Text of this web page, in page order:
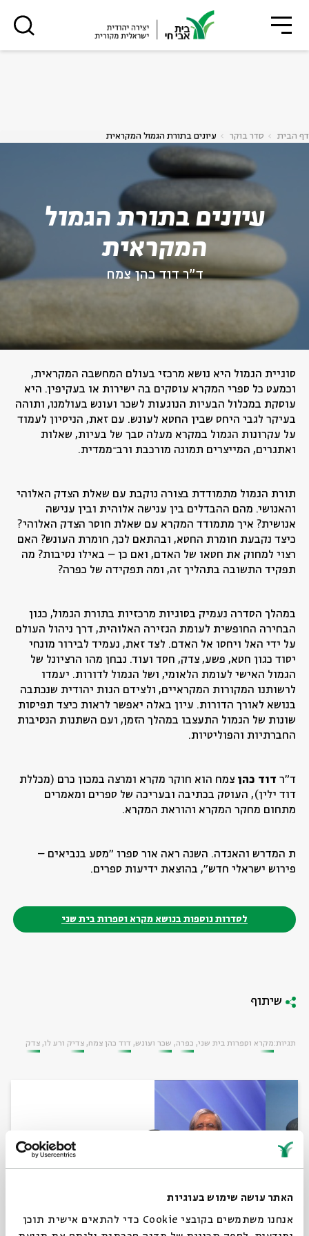
האתר עושה שימוש בעוגיות
אנחנו משתמשים בקובצי Cookie כדי להתאים אישית תוכן
דף הבית
סדר בוקר עיונים בתורת הגמול המקראית
עיונים בתורת הגמול
המקראית
ד"ר דוד כהן צמח
סוגיית הגמול היא נושא מרכזי בעולם המחשבה המקראית,
וכמעט כל ספרי המקרא עוסקים בה ישירות או בעקיפין. היא
עוסקת במכלול הבעיות הנוגעות לשכר ועונש בעולמנו, ותוהה
בעיקר לגבי היחס שבין החטא לעונש. עם זאת, הניסיון לעמוד
על עקרונות הגמול במקרא מעלה סבך של בעיות, שאלות
ואתגרים, המייצרים תמונה מורכבת ורב־ממדית.
תורת הגמול מתמודדת בצורה נוקבת עם שאלת הצדק האלוהי
והאנושי. מהם ההבדלים בין ענישה אלוהית ובין ענישה
אנושית? איך מתמודד המקרא עם שאלת חוסר הצדק האלוהי?
כיצד נקבעת חומרת החטא, ובהתאם לכך, חומרת העונש? האם
רצוי למחוק את חטאו של האדם, ואם כן – באילו נסיבות? מה
תפקיד התשובה בתהליך זה, ומה תפקידה של כפרה?
במהלך הסדרה נעמיק בסוגיות מרכזיות בתורת הגמול, כגון
הבחירה החופשית לעומת הגזירה האלוהית, דרך ניהול העולם
על ידי האל ויחסו אל האדם. לצד זאת, נעמיד לבירור מונחי
יסוד כגון חטא, פשע, צדק, חסד ועוד. נבחן מהו הרציונל של
הגמול האישי לעומת הלאומי, ושל הגמול לדורות. יעמדו
לרשותנו המקורות המקראיים, ולצידם הגות יהודית שנכתבה
בנושא לאורך הדורות. עיון באלה יאפשר לראות כיצד תפיסות
שונות של הגמול התעצבו במהלך הזמן, ועם השתנות הנסיבות
החברתיות והפוליטיות.
ד"ר דוד כהן צמח הוא חוקר מקרא ומרצה במכון כרם (מכללת
דוד ילין), העוסק בכתיבה ובעריכה של ספרים ומאמרים
מתחום מחקר המקרא והוראת המקרא.
ת המדרש והאגדה. השנה ראה אור ספרו "מסע בנביאים –
פירוש ישראלי חדש", בהוצאת ידיעות ספרים.
לסדרות נוספות בנושא מקרא וספרות בית שני
שיתוף
תגיות:מקרא וספרות בית שני כפרה שכר ועונש דוד כהן צמח צדיק ורע לו צדק
סגור